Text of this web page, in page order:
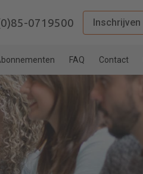
0719500 Inschrijven
FAQ Contact